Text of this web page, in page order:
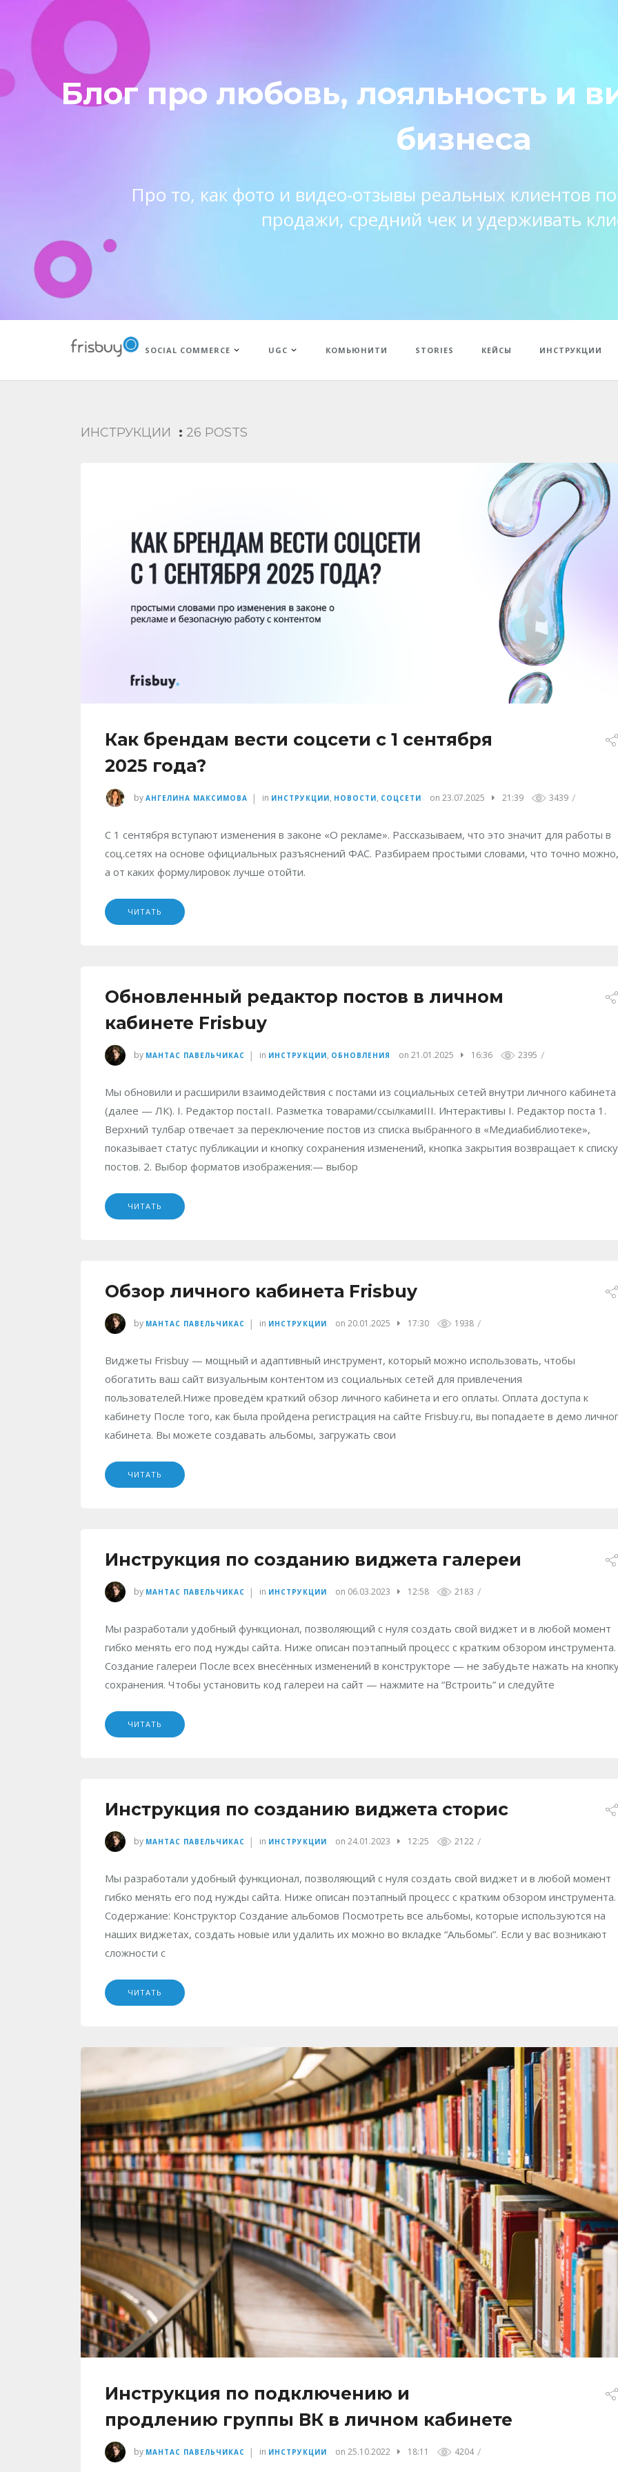
Блог про любовь, лояльность и
бизнеса
Про то, как фото и видео-отзывы реальных клиентов
продажи, средний чек и удерживать
SOCIAL COMMERCE UGC КОМЬЮНИТИ STORIES КЕЙСЫ ИНСТРУКЦИИ
ИНСТРУКЦИИ : 26 POSTS
Как брендам вести соцсети с 1 сентября
2025 года?
by АНГЕЛИНА МАКСИМОВА | in ИНСТРУКЦИИ, НОВОСТИ, СОЦСЕТИ on 23.07.2025 21:39 3439 /
С 1 сентября вступают изменения в законе «О рекламе». Рассказываем, что это значит для работы в
соц.сетях на основе официальных разъяснений ФАС. Разбираем простыми словами, что точно можно,
а от каких формулировок лучше отойти.
ЧИТАТЬ
Обновленный редактор постов в личном
кабинете Frisbuy
by МАНТАС ПАВЕЛЬЧИКАС | in ИНСТРУКЦИИ, ОБНОВЛЕНИЯ on 21.01.2025 16:36 2395 /
Мы обновили и расширили взаимодействия с постами из социальных сетей внутри личного кабинета
(далее — ЛК). I. Редактор постаII. Разметка товарами/ссылкамиIII. Интерактивы I. Редактор поста 1.
Верхний тулбар отвечает за переключение постов из списка выбранного в «Медиабиблиотеке»,
показывает статус публикации и кнопку сохранения изменений, кнопка закрытия возвращает к списку
постов. 2. Выбор форматов изображения:— выбор
ЧИТАТЬ
Обзор личного кабинета Frisbuy
by МАНТАС ПАВЕЛЬЧИКАС | in ИНСТРУКЦИИ on 20.01.2025 17:30 1938 /
Виджеты Frisbuy — мощный и адаптивный инструмент, который можно использовать, чтобы
обогатить ваш сайт визуальным контентом из социальных сетей для привлечения
пользователей.Ниже проведём краткий обзор личного кабинета и его оплаты. Оплата доступа к
кабинету После того, как была пройдена регистрация на сайте Frisbuy.ru, вы попадаете в демо
кабинета. Вы можете создавать альбомы, загружать свои
ЧИТАТЬ
Инструкция по созданию виджета галереи
by МАНТАС ПАВЕЛЬЧИКАС | in ИНСТРУКЦИИ on 06.03.2023 12:58 2183 /
Мы разработали удобный функционал, позволяющий с нуля создать свой виджет и в любой момент
гибко менять его под нужды сайта. Ниже описан поэтапный процесс с кратким обзором инструмента.
Создание галереи После всех внесённых изменений в конструкторе — не забудьте нажать на
сохранения. Чтобы установить код галереи на сайт — нажмите на “Встроить” и следуйте
ЧИТАТЬ
Инструкция по созданию виджета сторис
by МАНТАС ПАВЕЛЬЧИКАС | in ИНСТРУКЦИИ on 24.01.2023 12:25 2122 /
Мы разработали удобный функционал, позволяющий с нуля создать свой виджет и в любой момент
гибко менять его под нужды сайта. Ниже описан поэтапный процесс с кратким обзором инструмента.
Содержание: Конструктор Создание альбомов Посмотреть все альбомы, которые используются на
наших виджетах, создать новые или удалить их можно во вкладке “Альбомы”. Если у вас возникают
сложности с
ЧИТАТЬ
Инструкция по подключению и
продлению группы ВК в личном кабинете
by МАНТАС ПАВЕЛЬЧИКАС | in ИНСТРУКЦИИ on 25.10.2022 18:11 4204 /